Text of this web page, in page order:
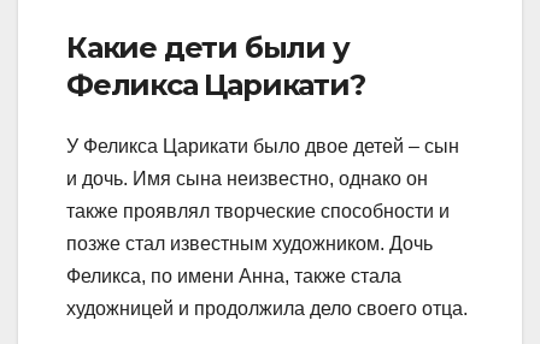
Какие дети были у
Феликса Царикати?
У Феликса Царикати было двое детей – сын
и дочь. Имя сына неизвестно, однако он
также проявлял творческие способности и
позже стал известным художником. Дочь
Феликса, по имени Анна, также стала
художницей и продолжила дело своего отца.